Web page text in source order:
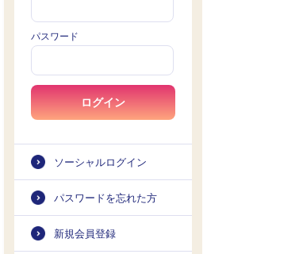
パスワード
ログイン
ソーシャルログイン
パスワードを忘れた方
新規会員登録